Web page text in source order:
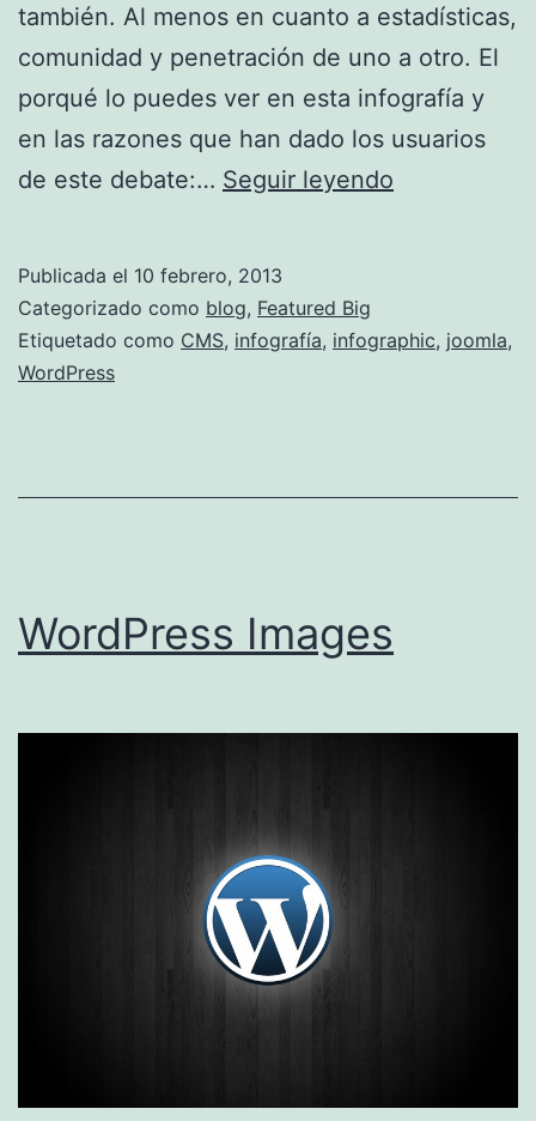
también. Al menos en cuanto a estadísticas,
comunidad y penetración de uno a otro. El
porqué lo puedes ver en esta infografía y
en las razones que han dado los usuarios
de este debate:… Seguir leyendo
Publicada el 10 febrero, 2013
Categorizado como blog, Featured Big
Etiquetado como CMS, infografía, infographic, joomla,
WordPress
WordPress Images